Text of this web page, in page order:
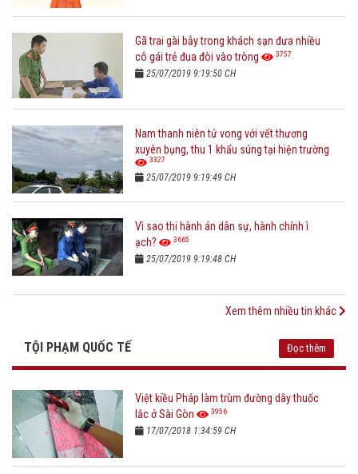
Gã trai gài bẫy trong khách sạn đưa nhiều
cô gái trẻ đua đòi vào tròng
3757
25/07/2019 9:19:50 CH
Nam thanh niên tử vong với vết thương
xuyên bụng, thu 1 khẩu súng tại hiện trường
3327
25/07/2019 9:19:49 CH
Vì sao thi hành án dân sự, hành chính ì
ạch?
3665
25/07/2019 9:19:48 CH
Xem thêm nhiều tin khác
TỘI PHẠM QUỐC TẾ Đọc thêm
Việt kiều Pháp làm trùm đường dây thuốc
lắc ở Sài Gòn
3956
17/07/2018 1:34:59 CH